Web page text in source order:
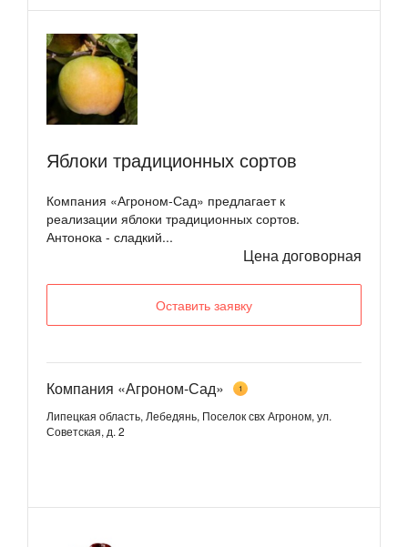
Яблоки традиционных сортов
Компания «Агроном-Сад» предлагает к
реализации яблоки традиционных сортов.
Антонока - сладкий...
Цена договорная
Оставить заявку
Компания «Агроном-Сад» 1
Липецкая область, Лебедянь, Поселок свх Агроном, ул.
Советская, д. 2